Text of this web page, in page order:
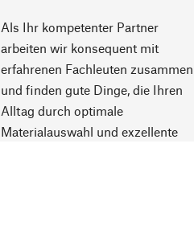
Als Ihr kompetenter Partner
arbeiten wir konsequent mit
erfahrenen Fachleuten zusammen
und finden gute Dinge, die Ihren
Alltag durch optimale
Materialauswahl und exzellente